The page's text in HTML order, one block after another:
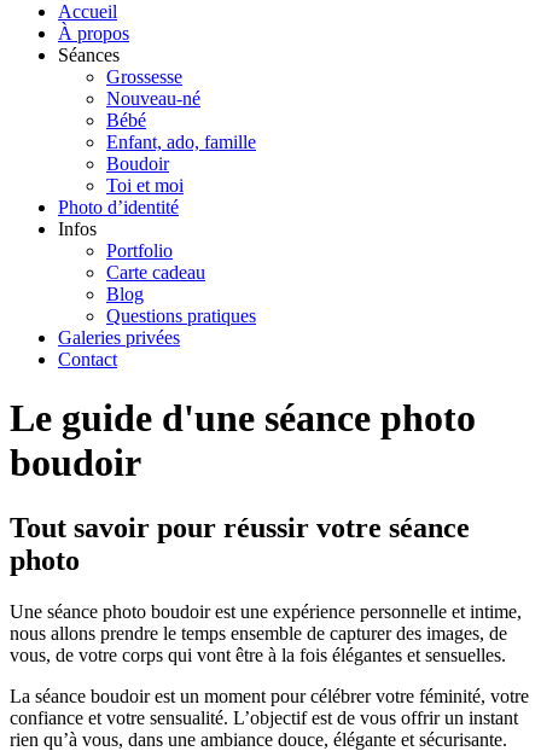
Accueil
À propos
Séances
Grossesse
Nouveau-né
Bébé
Enfant, ado, famille
Boudoir
Toi et moi
Photo d’identité
Infos
Portfolio
Carte cadeau
Blog
Questions pratiques
Galeries privées
Contact
Le guide d'une séance photo
boudoir
Tout savoir pour réussir votre séance
photo
Une séance photo boudoir est une expérience personnelle et intime,
nous allons prendre le temps ensemble de capturer des images, de
vous, de votre corps qui vont être à la fois élégantes et sensuelles.
La séance boudoir est un moment pour célébrer votre féminité, votre
confiance et votre sensualité. L’objectif est de vous offrir un instant
rien qu’à vous, dans une ambiance douce, élégante et sécurisante.